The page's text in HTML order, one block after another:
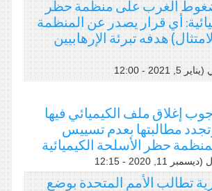
الغرب على منظمة حظر
أي قرار يصدر عن المنظمة
هدفه تبرئة الإرهابيين
2021 - 12:00
إغلاق ملف الكيميائي فيها
مطالبتها بعدم تسييس
حظر الأسلحة الكيميائية
2020 - 12:15
تطالب الأمم المتحدة بوضع